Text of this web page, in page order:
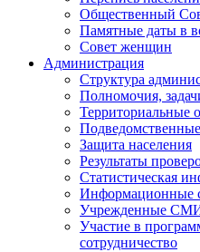
Общественный
Памятные даты в
Совет женщин
Администрация
Структура
Полномочия,
Территориальные
Защита населения
Результаты
Статистическая
Информационные
Учрежденные
Участие в
сотрудничество